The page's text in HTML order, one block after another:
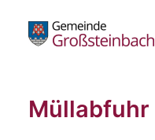
Gemeinde
Müllabfuhr